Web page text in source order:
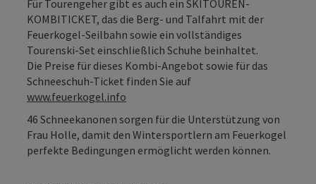
Für Tourengeher gibt es auch ein SKITOUREN-
KOMBITICKET, das die Berg- und Talfahrt mit der
Feuerkogel-Seilbahn sowie ein vollständiges
Tourenski-Set einschließlich Schuhe beinhaltet.
Die Preise für dieses Kombi-Angebot sowie für das
Schneeschuh-Ticket finden Sie auf
www.feuerkogel.info
46 Schneekanonen sorgen für die Unterstützung von
Frau Holle, damit den Wintersportlern am Feuerkogel
perfekte Bedingungen ermöglicht werden können.